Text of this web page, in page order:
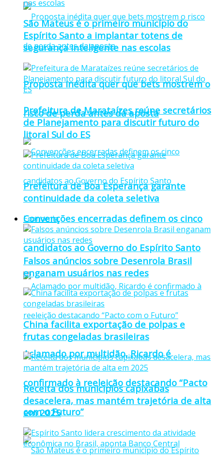
Proposta inédita quer que bets mostrem o
risco de perda antes da aposta
Convenções encerradas definem os cinco
candidatos ao Governo do Espírito Santo
Aclamado por multidão, Ricardo é
confirmado à reeleição destacando “Pacto
com o Futuro”
São Mateus é o primeiro município do
Espírito Santo a implantar totens de
segurança inteligente nas escolas
Prefeitura de Marataízes reúne secretários
de Planejamento para discutir futuro do
litoral Sul do ES
Prefeitura de Boa Esperança garante
continuidade da coleta seletiva
Economia
Falsos anúncios sobre Desenrola Brasil
enganam usuários nas redes
China facilita exportação de polpas e
frutas congeladas brasileiras
Receita dos municípios capixabas
desacelera, mas mantém trajetória de alta
em 2025